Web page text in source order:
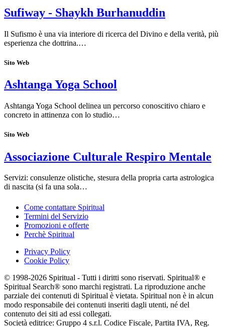
Sufiway - Shaykh Burhanuddin
Il Sufismo è una via interiore di ricerca del Divino e della verità, più
esperienza che dottrina.…
Sito Web
Ashtanga Yoga School
Ashtanga Yoga School delinea un percorso conoscitivo chiaro e
concreto in attinenza con lo studio…
Sito Web
Associazione Culturale Respiro Mentale
Servizi: consulenze olistiche, stesura della propria carta astrologica
di nascita (si fa una sola…
Come contattare Spiritual
Termini del Servizio
Promozioni e offerte
Perchè Spiritual
Privacy Policy
Cookie Policy
© 1998-2026 Spiritual - Tutti i diritti sono riservati. Spiritual® e
Spiritual Search® sono marchi registrati. La riproduzione anche
parziale dei contenuti di Spiritual è vietata. Spiritual non è in alcun
modo responsabile dei contenuti inseriti dagli utenti, né del
contenuto dei siti ad essi collegati.
Società editrice: Gruppo 4 s.r.l. Codice Fiscale, Partita IVA, Reg.